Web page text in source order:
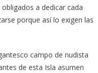
a dedicar cada
porque así lo exigen las
campo de nudista
de esta Isla asumen